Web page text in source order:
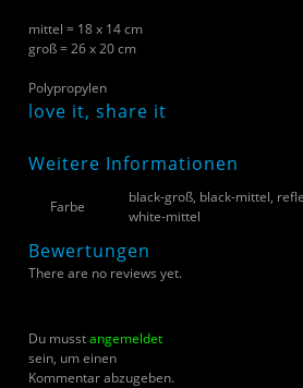
mittel = 18 x 14 cm
groß = 26 x 20 cm
Polypropylen
love it, share it
Weitere Informationen
Farbe
black-groß, black-mittel,
white-mittel
Bewertungen
There are no reviews yet.
Du musstangemeldet
sein, um einen
Kommentar abzugeben.